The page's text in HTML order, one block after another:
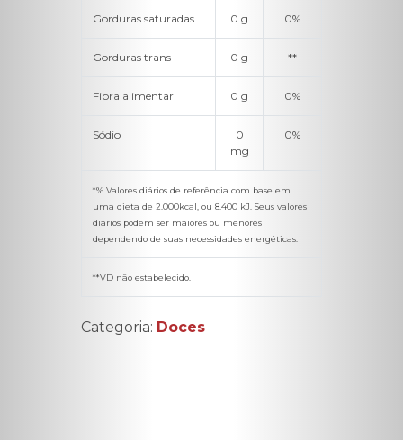
Gorduras saturadas 0 g 0%
Gorduras trans 0 g **
Fibra alimentar 0 g 0%
Sódio
0
mg
0%
*% Valores diários de referência com base em
uma dieta de 2.000kcal, ou 8.400 kJ. Seus valores
diários podem ser maiores ou menores
dependendo de suas necessidades energéticas.
**VD não estabelecido.
Categoria: Doces